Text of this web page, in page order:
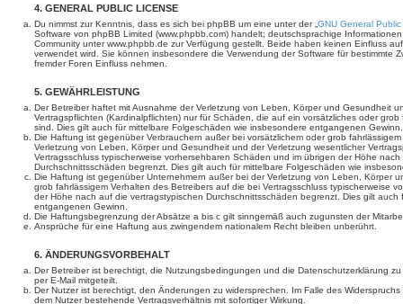
4. GENERAL PUBLIC LICENSE
Du nimmst zur Kenntnis, dass es sich bei phpBB um eine unter der „ GNU General
Software von phpBB Limited (www.phpbb.com) handelt; deutschsprachige
Community unter www.phpbb.de zur Verfügung gestellt. Beide haben keinen Einfluss
verwendet wird. Sie können insbesondere die Verwendung der Software für bestimmte
fremder Foren Einfluss nehmen.
5. GEWÄHRLEISTUNG
Der Betreiber haftet mit Ausnahme der Verletzung von Leben, Körper und Gesundheit
Vertragspflichten (Kardinalpflichten) nur für Schäden, die auf ein vorsätzliches oder
sind. Dies gilt auch für mittelbare Folgeschäden wie insbesondere entgangenen Gewinn.
Die Haftung ist gegenüber Verbrauchern außer bei vorsätzlichem oder grob
Verletzung von Leben, Körper und Gesundheit und der Verletzung wesentlicher
Vertragsschluss typischerweise vorhersehbaren Schäden und im übrigen der Höhe
Durchschnittsschäden begrenzt. Dies gilt auch für mittelbare Folgeschäden wie
Die Haftung ist gegenüber Unternehmern außer bei der Verletzung von Leben, Körper
grob fahrlässigem Verhalten des Betreibers auf die bei Vertragsschluss typischerweise
der Höhe nach auf die vertragstypischen Durchschnittsschäden begrenzt. Dies gilt
entgangenen Gewinn.
Die Haftungsbegrenzung der Absätze a bis c gilt sinngemäß auch zugunsten der
Ansprüche für eine Haftung aus zwingendem nationalem Recht bleiben unberührt.
6. ÄNDERUNGSVORBEHALT
Der Betreiber ist berechtigt, die Nutzungsbedingungen und die Datenschutzerklärung
per E-Mail mitgeteilt.
Der Nutzer ist berechtigt, den Änderungen zu widersprechen. Im Falle des
dem Nutzer bestehende Vertragsverhältnis mit sofortiger Wirkung.